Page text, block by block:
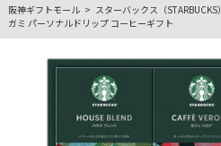
阪神ギフトモール スターバックス（STARBUCKS）
ガミ パーソナルドリップ コーヒーギフト